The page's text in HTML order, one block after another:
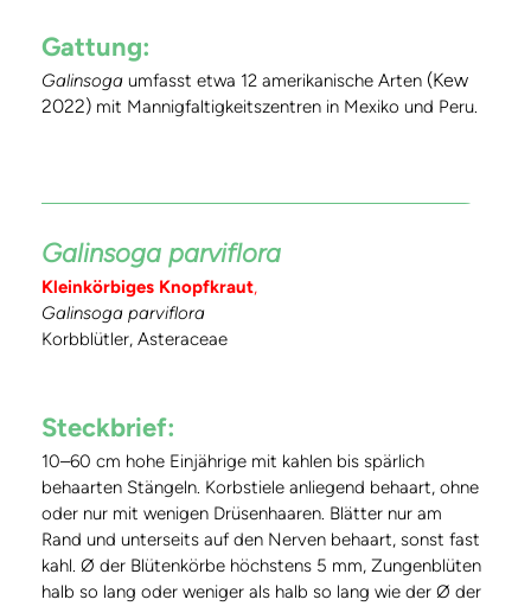
Gattung:
Galinsoga umfasst etwa 12 amerikanische Arten (Kew
2022) mit Mannigfaltigkeitszentren in Mexiko und Peru.
Galinsoga parviflora
Kleinkörbiges Knopfkraut,
Galinsoga parviflora
Korbblütler, Asteraceae
Steckbrief:
10–60 cm hohe Einjährige mit kahlen bis spärlich
behaarten Stängeln. Korbstiele anliegend behaart, ohne
oder nur mit wenigen Drüsenhaaren. Blätter nur am
Rand und unterseits auf den Nerven behaart, sonst fast
kahl. Ø der Blütenkörbe höchstens 5 mm, Zungenblüten
halb so lang oder weniger als halb so lang wie der Ø der